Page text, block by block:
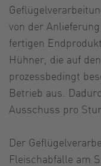
von der
fertigen
Hühner, die auf
prozessbedingt
Betrieb aus.
Ausschuss pro
Der
Fleischabfälle am